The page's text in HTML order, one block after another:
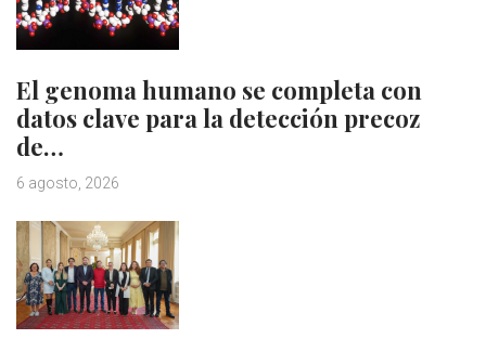
El genoma humano se completa con
datos clave para la detección precoz
de…
6 agosto, 2026